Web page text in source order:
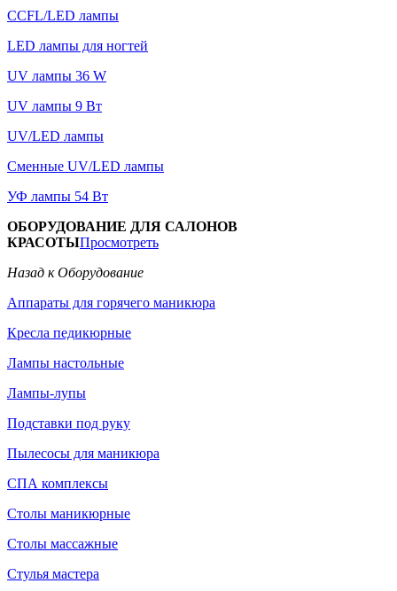
CCFL/LED лампы
LED лампы для ногтей
UV лампы 36 W
UV лампы 9 Вт
UV/LED лампы
Сменные UV/LED лампы
УФ лампы 54 Вт
ОБОРУДОВАНИЕ ДЛЯ САЛОНОВ
КРАСОТЫПросмотреть
Назад к Оборудование
Аппараты для горячего маникюра
Кресла педикюрные
Лампы настольные
Лампы-лупы
Подставки под руку
Пылесосы для маникюра
СПА комплексы
Столы маникюрные
Столы массажные
Стулья мастера